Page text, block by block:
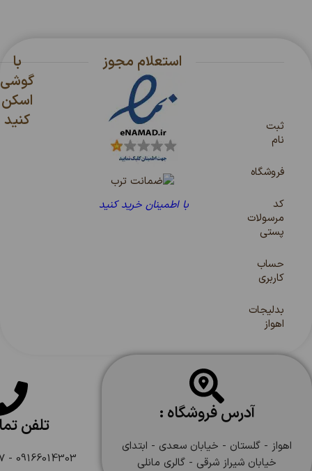
ثبت
نام
فروشگاه
کد
مرسولات
پستی
حساب
کاربری
بدلیجات
اهواز
استعلام مجوز
با اطمینان خرید کنید
با
گوشی
اسکن
کنید
آدرس فروشگاه :
اهواز - گلستان - خیابان سعدی - ابتدای
خیابان شیراز شرقی - گالری مانلی
تلفن
09166014303 - 09166108747